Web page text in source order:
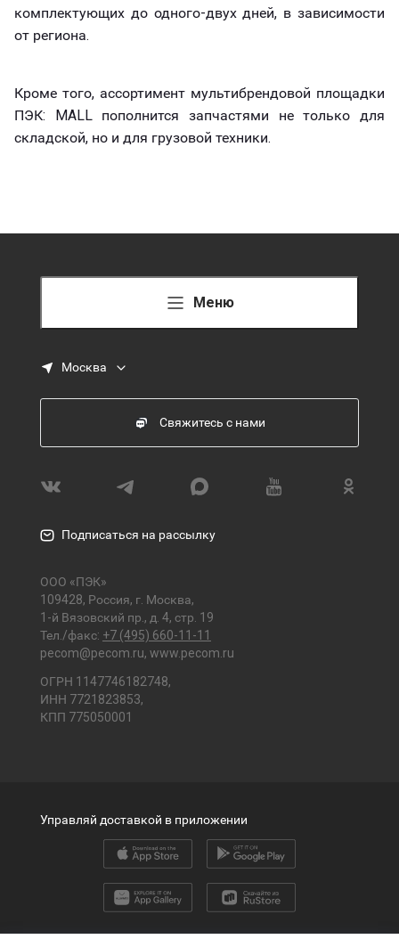
комплектующих до одного-двух дней, в зависимости
от региона.
Кроме того, ассортимент мультибрендовой площадки
ПЭК: MALL пополнится запчастями не только для
складской, но и для грузовой техники.
Меню
Москва
Свяжитесь с нами
Подписаться на рассылку
ООО «ПЭК»
109428, Россия, г. Москва,
1-й Вязовский пр., д. 4, стр. 19
Тел./факс: +7 (495) 660-11-11
pecom@pecom.ru, www.pecom.ru
ОГРН 1147746182748,
ИНН 7721823853,
КПП 775050001
Управляй доставкой в приложении